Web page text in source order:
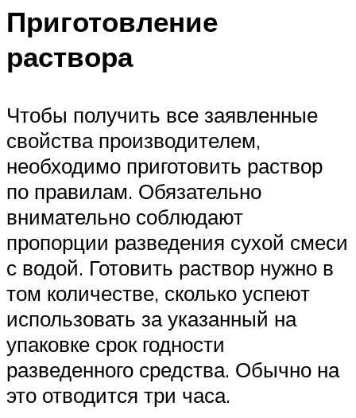
Приготовление
раствора
Чтобы получить все заявленные
свойства производителем,
необходимо приготовить раствор
по правилам. Обязательно
внимательно соблюдают
пропорции разведения сухой смеси
с водой. Готовить раствор нужно в
том количестве, сколько успеют
использовать за указанный на
упаковке срок годности
разведенного средства. Обычно на
это отводится три часа.